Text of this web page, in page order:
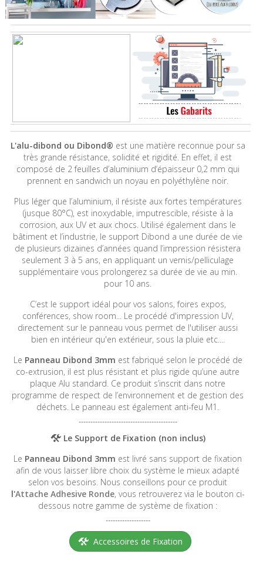
L'alu-dibond ou Dibond® est une matière reconnue pour sa
très grande résistance, solidité et rigidité. En effet, il est
composé de 2 feuilles d’aluminium d’épaisseur 0,2 mm qui
prennent en sandwich un noyau en polyéthylène noir.
Plus léger que l’aluminium, il résiste aux fortes températures
(jusque 80°C), est inoxydable, imputrescible, résiste à la
corrosion, aux UV et aux chocs. Utilisé également dans le
bâtiment et l’industrie, le support Dibond a une durée de vie
de plusieurs dizaines d’années quand l’impression résistera
seulement 3 à 5 ans, en appliquant un vernis/pelliculage
supplémentaire vous prolongerez sa durée de vie au min.
pour 10 ans.
C’est le support idéal pour vos salons, foires expos,
conférences, show room... Le procédé d'impression UV,
directement sur le panneau vous permet de l'utiliser aussi
bien en intérieur qu'en extérieur, sous la pluie etc....
Le Panneau Dibond 3mm est fabriqué selon le procédé de
co-extrusion, il est plus résistant et plus rigide qu’une autre
plaque Alu standard. Ce produit s’inscrit dans notre
programme de respect de l’environnement et de gestion des
déchets. Le panneau est également anti-feu M1.
------------------------------------------
Le Support de Fixation (non inclus)
Le Panneau Dibond 3mm est livré sans support de fixation
afin de vous laisser libre choix du système le mieux adapté
selon vos besoins. Nous conseillons pour ce produit
l'Attache Adhesive Ronde, vous retrouverez via le bouton ci-
dessous notre gamme de système de fixation :
-------------------
Accessoires de Fixation